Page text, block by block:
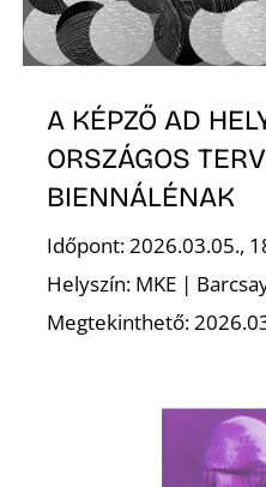
A KÉPZŐ AD
ORSZÁGOS
BIENNÁLÉNAK
Időpont: 2026.03.05.,
Helyszín: MKE |
Megtekinthető: